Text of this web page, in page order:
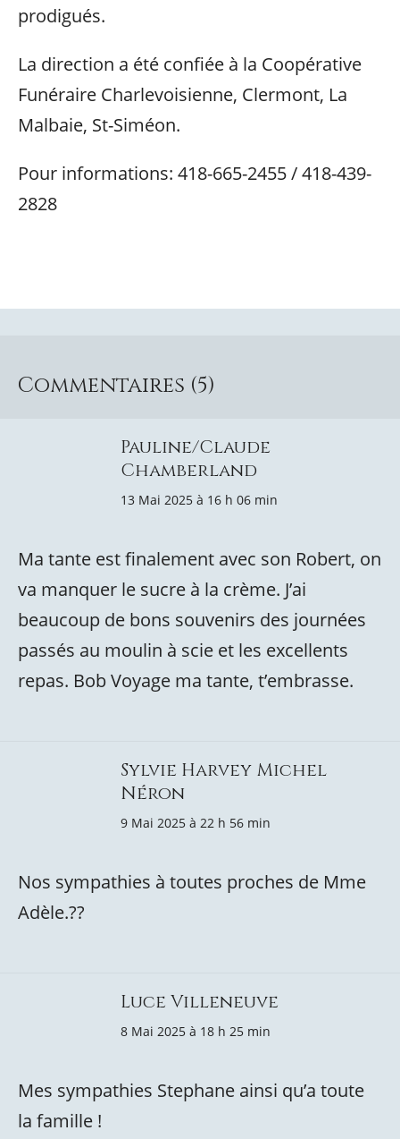
prodigués.
La direction a été confiée à la Coopérative
Funéraire Charlevoisienne, Clermont, La
Malbaie, St-Siméon.
Pour informations: 418-665-2455 / 418-439-
2828
Commentaires (5)
Pauline/Claude
Chamberland
13 Mai 2025 à 16 h 06 min
Ma tante est finalement avec son Robert, on
va manquer le sucre à la crème. J’ai
beaucoup de bons souvenirs des journées
passés au moulin à scie et les excellents
repas. Bob Voyage ma tante, t’embrasse.
Sylvie Harvey Michel
Néron
9 Mai 2025 à 22 h 56 min
Nos sympathies à toutes proches de Mme
Adèle.??
Luce Villeneuve
8 Mai 2025 à 18 h 25 min
Mes sympathies Stephane ainsi qu’a toute
la famille !